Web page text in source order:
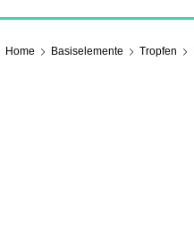
Home Basiselemente Tropfen